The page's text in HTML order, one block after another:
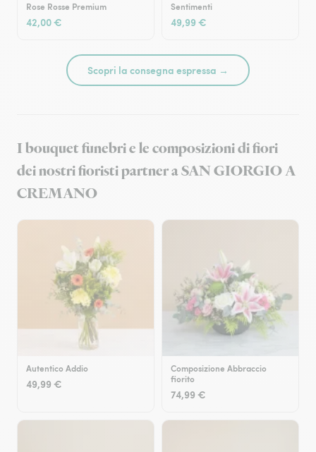
Rose Rosse Premium
42,00 €
Sentimenti
49,99 €
Scopri la consegna espressa →
I bouquet funebri e le composizioni di fiori
dei nostri fioristi partner a SAN GIORGIO A
CREMANO
Autentico Addio
49,99 €
Composizione Abbraccio
fiorito
74,99 €